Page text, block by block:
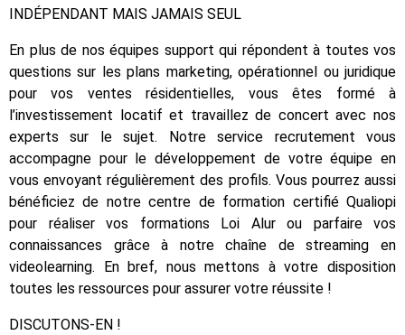
INDÉPENDANT MAIS JAMAIS SEUL
En plus de nos équipes support qui répondent à toutes vos
questions sur les plans marketing, opérationnel ou juridique
pour vos ventes résidentielles, vous êtes formé à
l’investissement locatif et travaillez de concert avec nos
experts sur le sujet. Notre service recrutement vous
accompagne pour le développement de votre équipe en
vous envoyant régulièrement des profils. Vous pourrez aussi
bénéficiez de notre centre de formation certifié Qualiopi
pour réaliser vos formations Loi Alur ou parfaire vos
connaissances grâce à notre chaîne de streaming en
videolearning. En bref, nous mettons à votre disposition
toutes les ressources pour assurer votre réussite !
DISCUTONS-EN !